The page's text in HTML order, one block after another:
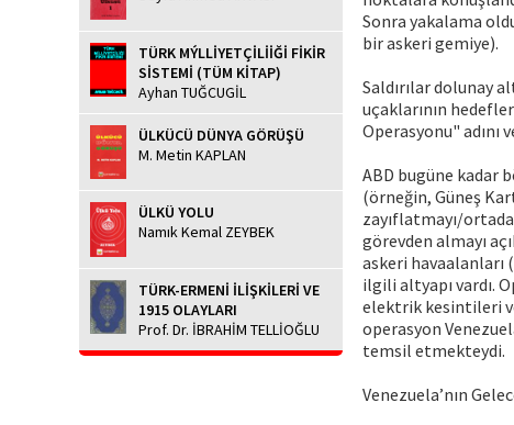
TÜRK MÝLLİYETÇİLİİĞİ FİKİR
SİSTEMİ (TÜM KİTAP)
Ayhan TUĞCUGİL
ÜLKÜCÜ DÜNYA GÖRÜŞÜ
M. Metin KAPLAN
ÜLKÜ YOLU
Namık Kemal ZEYBEK
TÜRK-ERMENİ İLİŞKİLERİ VE
1915 OLAYLARI
Prof. Dr. İBRAHİM TELLİOĞLU
Sonra yakalama
bir askeri gemiye).
Saldırılar dolunay
uçaklarının
Operasyonu" adını
ABD bugüne kadar
(örneğin, Güneş
zayıflatmayı/
görevden almayı
askeri
ilgili altyapı vardı.
elektrik kesintileri
operasyon
temsil etmekteydi.
Venezuela’nın